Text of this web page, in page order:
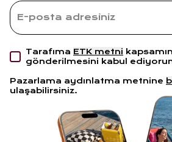
Tarafıma ETK metni
gönderilmesini kabul
Pazarlama aydınlatma metnine
ulaşabilirsiniz.